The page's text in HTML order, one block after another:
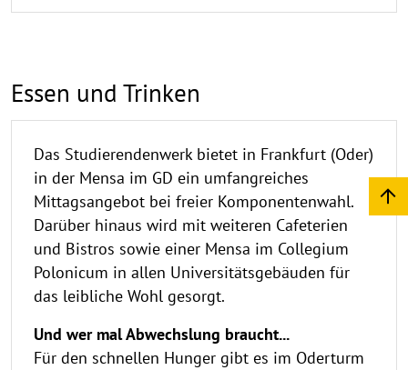
Essen und Trinken
Das Studierendenwerk bietet in Frankfurt (Oder)
in der Mensa im GD ein umfangreiches
Mittagsangebot bei freier Komponentenwahl.
Darüber hinaus wird mit weiteren Cafeterien
und Bistros sowie einer Mensa im Collegium
Polonicum in allen Universitätsgebäuden für
das leibliche Wohl gesorgt.
Und wer mal Abwechslung braucht...
Für den schnellen Hunger gibt es im Oderturm